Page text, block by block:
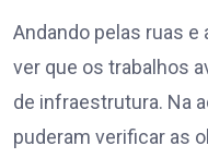
Andando pelas ruas e
ver que os trabalhos
de infraestrutura. Na
puderam verificar as